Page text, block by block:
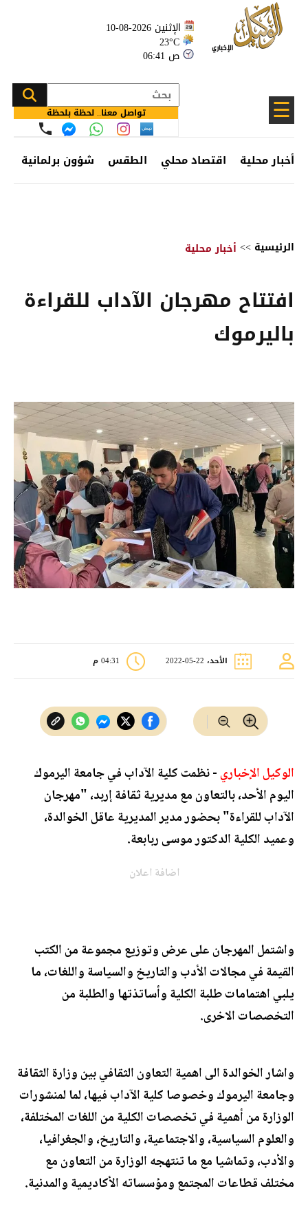
الإثنين 2026-08-10
23°C
06:41 ص
☰ تواصل معنا.. لحظة بلحظة
أخبار محلية اقتصاد محلي الطقس شؤون برلمانية
الرئيسية >> أخبار محلية
افتتاح مهرجان الآداب للقراءة
باليرموك
الأحد، 22-05-2022 04:31 م
الوكيل الإخباري- نظمت كلية الآداب في جامعة اليرموك
اليوم الأحد، بالتعاون مع مديرية ثقافة إربد، "مهرجان
الآداب للقراءة" بحضور مدير المديرية عاقل الخوالدة،
وعميد الكلية الدكتور موسى ربابعة.
اضافة اعلان
واشتمل المهرجان على عرض وتوزيع مجموعة من الكتب
القيمة في مجالات الأدب والتاريخ والسياسة واللغات، ما
يلبي اهتمامات طلبة الكلية وأساتذتها والطلبة من
التخصصات الاخرى.
واشار الخوالدة الى اهمية التعاون الثقافي بين وزارة الثقافة
وجامعة اليرموك وخصوصا كلية الآداب فيها، لما لمنشورات
الوزارة من أهمية في تخصصات الكلية من اللغات المختلفة،
والعلوم السياسية، والاجتماعية، والتاريخ، والجغرافيا،
والأدب، وتماشيا مع ما تنتهجه الوزارة من التعاون مع
مختلف قطاعات المجتمع ومؤسساته الأكاديمية والمدنية.